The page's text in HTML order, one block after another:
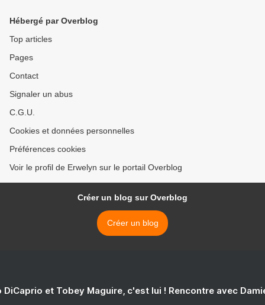
Hébergé par Overblog
Top articles
Pages
Contact
Signaler un abus
C.G.U.
Cookies et données personnelles
Préférences cookies
Voir le profil de Erwelyn sur le portail Overblog
Créer un blog sur Overblog
Créer un blog
DiCaprio et Tobey Maguire, c'est lui ! Rencontre avec